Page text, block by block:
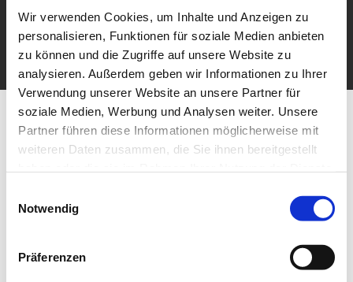
Wir verwenden Cookies, um Inhalte und Anzeigen zu
personalisieren, Funktionen für soziale Medien anbieten
zu können und die Zugriffe auf unsere Website zu
analysieren. Außerdem geben wir Informationen zu Ihrer
Verwendung unserer Website an unsere Partner für
soziale Medien, Werbung und Analysen weiter. Unsere
Partner führen diese Informationen möglicherweise mit
weiteren Daten zusammen, die Sie ihnen bereitgestellt
Notwendig
Präferenzen